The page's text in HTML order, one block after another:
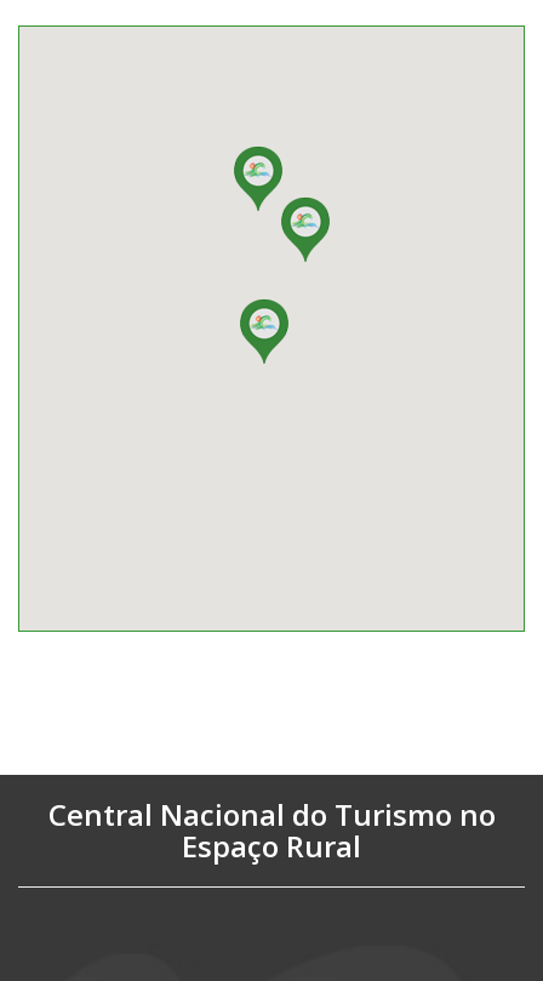
Central Nacional do Turismo no
Espaço Rural